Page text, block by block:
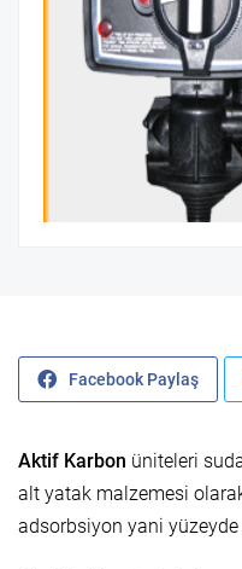
Facebook Paylaş
Aktif Karbon üniteleri
alt yatak malzemesi
adsorbsiyon yani yüzeyde